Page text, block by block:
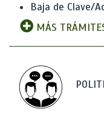
Baja de Clave/
MÁS